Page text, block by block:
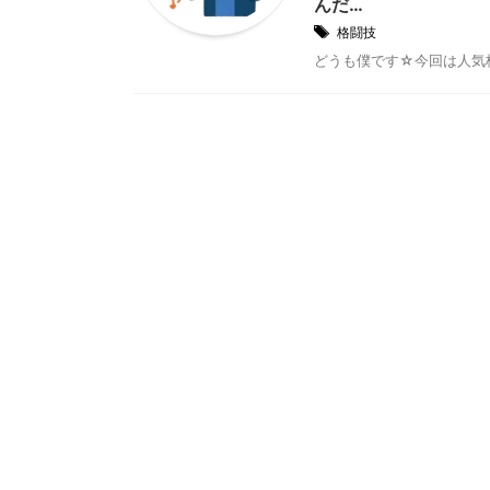
んだ…
格闘技
どうも僕です☆今回は人気